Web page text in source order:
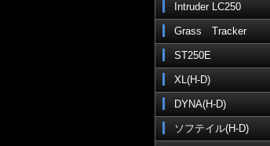
Intruder LC250
Grass Tracker
ST250E
XL(H-D)
DYNA(H-D)
ソフテイル(H-D)